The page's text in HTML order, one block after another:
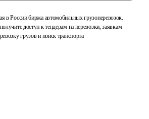
России биржа автомобильных грузоперевозок.
доступ к тендерам на перевозки, заявкам
грузов и поиск транспорта